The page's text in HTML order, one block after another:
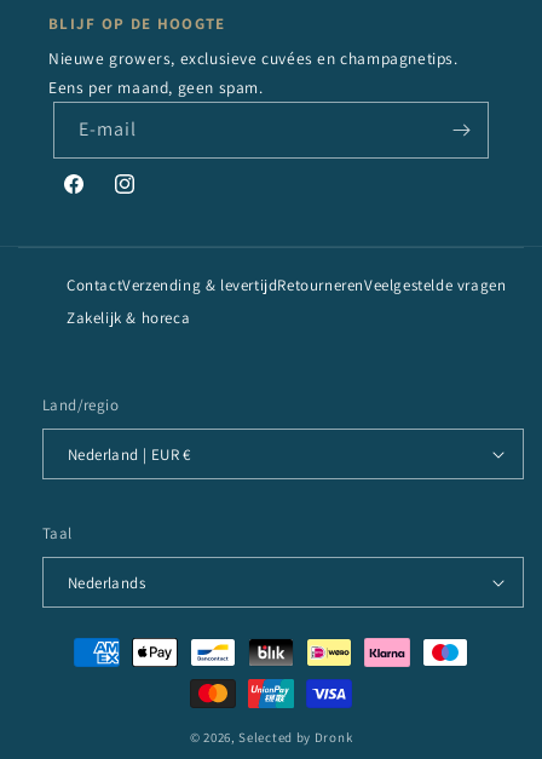
BLIJF OP DE HOOGTE
Nieuwe growers, exclusieve cuvées en champagnetips.
Eens per maand, geen spam.
E‑mail
FacebookInstagram
ContactVerzending & levertijdRetournerenVeelgestelde vragen
Zakelijk & horeca
Land/regio
Nederland | EUR €
Taal
Nederlands
Betaalmethoden
© 2026, Selected by Dronk